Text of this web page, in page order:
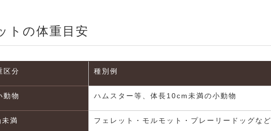
トの体重目安
区分 種別例
動物 ハムスター等、体長10cm未満の小動物
満 フェレット・モルモット・プレーリードッグなど